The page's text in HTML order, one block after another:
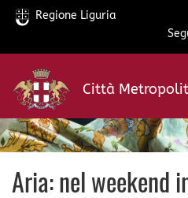
Salta
contenuto
principale
Regione Liguria
Città
Aria: nel weekend